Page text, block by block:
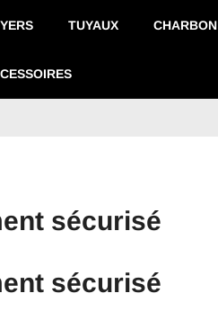
TUYAUX CHARBON
sécurisé
sécurisé